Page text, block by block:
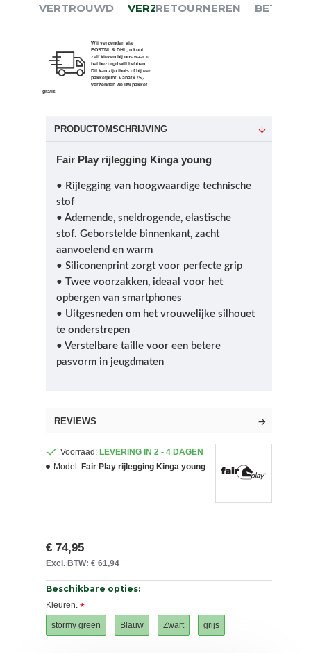
VERTROUWD VERZENDEN
Wij verzenden via
POSTNL & DHL, u kunt
zelf kiezen bij ons waar u
het bezorgd wilt hebben.
Dit kan zijn thuis of bij een
pakketpunt. Vanaf €75,-
verzenden we uw pakket
gratis
RETOURNEREN BETALEN
PRODUCTOMSCHRIJVING
Fair Play rijlegging Kinga young
• Rijlegging van hoogwaardige technische
stof
• Ademende, sneldrogende, elastische
stof. Geborstelde binnenkant, zacht
aanvoelend en warm
• Siliconenprint zorgt voor perfecte grip
• Twee voorzakken, ideaal voor het
opbergen van smartphones
• Uitgesneden om het vrouwelijke silhouet
te onderstrepen
• Verstelbare taille voor een betere
pasvorm in jeugdmaten
REVIEWS
Voorraad: LEVERING IN 2 - 4 DAGEN
Model: Fair Play rijlegging Kinga young
€ 74,95
Excl. BTW: € 61,94
Beschikbare opties:
Kleuren.
stormy green Blauw Zwart grijs